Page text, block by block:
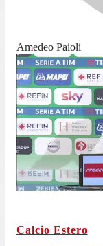
Amedeo Paioli
Calcio Estero